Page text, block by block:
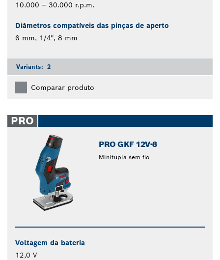
10.000 – 30.000 r.p.m.
Diâmetros compatíveis das pinças de aperto
6 mm, 1/4'', 8 mm
Variants: 2
Comparar produto
PRO
PRO GKF 12V-8
Minitupia sem fio
Voltagem da bateria
12,0 V